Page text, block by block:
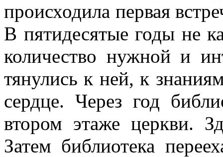
происходила первая
В пятидесятые годы не
количество нужной и
тянулись к ней, к
сердце. Через год
втором этаже церкви.
Затем библиотека